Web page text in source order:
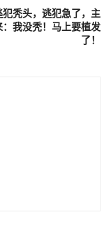
犯秃头，逃犯急了，主
：我没秃！马上要植发
了！